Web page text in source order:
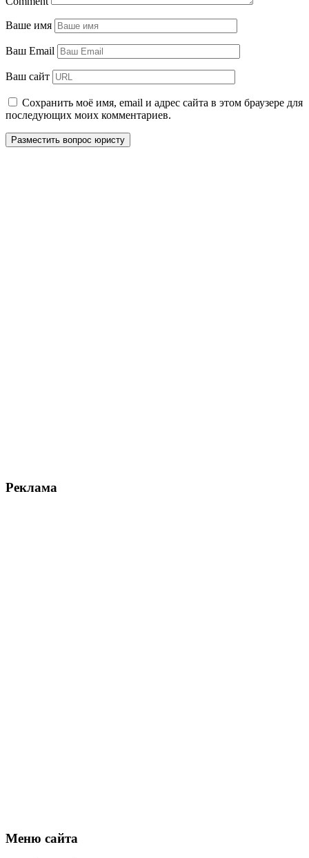
Ваше имя
Ваш Email
Ваш сайт
Сохранить моё имя, email и адрес сайта в этом браузере для
последующих моих комментариев.
Реклама
Меню сайта